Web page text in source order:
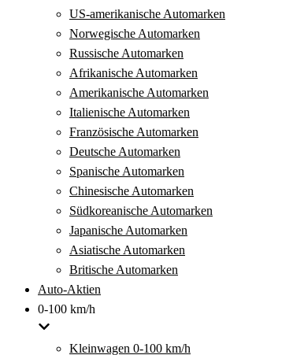
US-amerikanische Automarken
Norwegische Automarken
Russische Automarken
Afrikanische Automarken
Amerikanische Automarken
Italienische Automarken
Französische Automarken
Deutsche Automarken
Spanische Automarken
Chinesische Automarken
Südkoreanische Automarken
Japanische Automarken
Asiatische Automarken
Britische Automarken
Auto-Aktien
0-100 km/h
Kleinwagen 0-100 km/h